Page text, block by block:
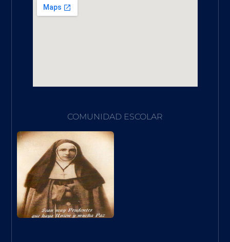
COMUNIDAD ESCOLAR